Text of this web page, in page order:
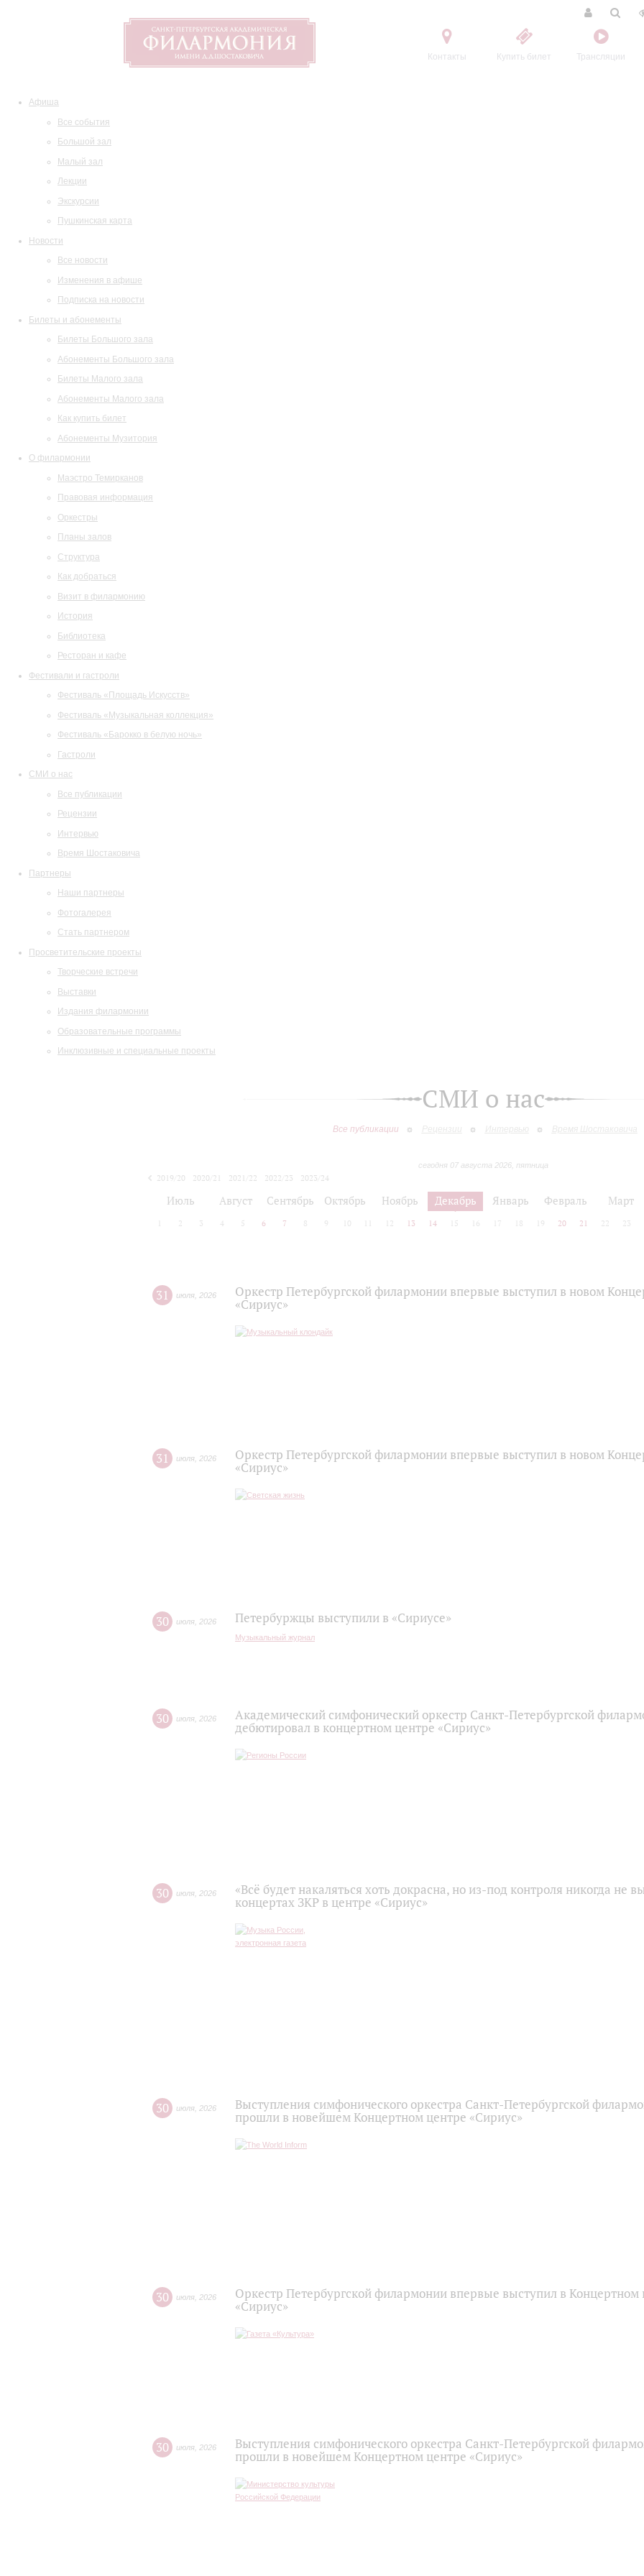
Контакты Купить билет Трансляции
Афиша
Все события
Большой зал
Малый зал
Лекции
Экскурсии
Пушкинская карта
Новости
Все новости
Изменения в афише
Подписка на новости
Билеты и абонементы
Билеты Большого зала
Абонементы Большого зала
Билеты Малого зала
Абонементы Малого зала
Как купить билет
Абонементы Музитория
О филармонии
Маэстро Темирканов
Правовая информация
Оркестры
Планы залов
Структура
Как добраться
Визит в филармонию
История
Библиотека
Ресторан и кафе
Фестивали и гастроли
Фестиваль «Площадь Искусств»
Фестиваль «Музыкальная коллекция»
Фестиваль «Барокко в белую ночь»
Гастроли
СМИ о нас
Все публикации
Рецензии
Интервью
Время Шостаковича
Партнеры
Наши партнеры
Фотогалерея
Стать партнером
Просветительские проекты
Творческие встречи
Выставки
Издания филармонии
Образовательные программы
Инклюзивные и специальные проекты
СМИ о нас
Все публикации Рецензии Интервью Время Шостаковича
сегодня 07 августа 2026, пятница
2019/20 2020/21 2021/22 2022/23
2023/24
Июль Август Сентябрь Октябрь Ноябрь Декабрь Январь Февраль Март
2 3 4 5 6 7 8 9 10 12 13 14 15 16 17 18 19 20 21 22 23
31 июля 2026
Оркестр Петербургской филармонии впервые выступил в новом
«Сириус»
31 июля 2026
Оркестр Петербургской филармонии впервые выступил в новом
«Сириус»
30 июля 2026 Петербуржцы выступили в «Сириусе»
Музыкальный журнал
30 июля 2026
Академический симфонический оркестр Санкт-Петербургской
дебютировал в концертном центре «Сириус»
30 июля 2026
«Всё будет накаляться хоть докрасна, но из-под контроля никогда не
концертах ЗКР в центре «Сириус»
30 июля 2026
Выступления симфонического оркестра Санкт-Петербургской
прошли в новейшем Концертном центре «Сириус»
30 июля 2026
Оркестр Петербургской филармонии впервые выступил в Концертном
«Сириус»
30 июля 2026
Выступления симфонического оркестра Санкт-Петербургской
прошли в новейшем Концертном центре «Сириус»